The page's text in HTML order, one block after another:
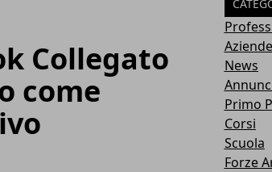
Collegato
come
Aziende
News
Primo
Corsi
Scuola
Forze